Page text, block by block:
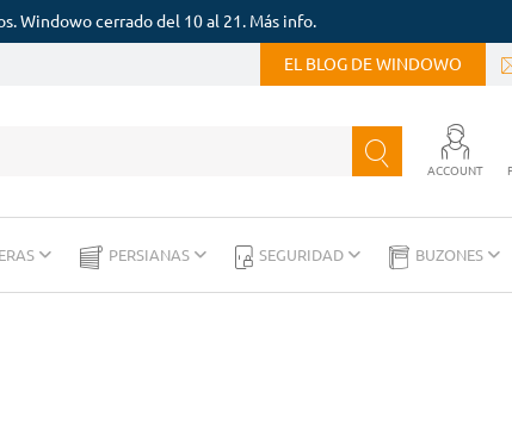
Windowo cerrado del 10 al 21. Más info.
EL BLOG DE WINDOWO
ACCOUNT
PERSIANAS SEGURIDAD BUZONES